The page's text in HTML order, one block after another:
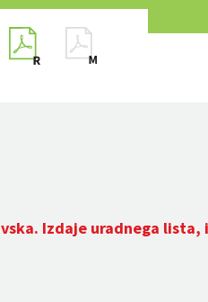
Izdaje uradnega lista,